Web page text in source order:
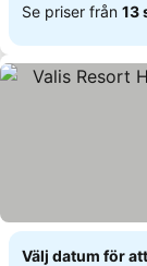
Se priser från 13
Välj datum för